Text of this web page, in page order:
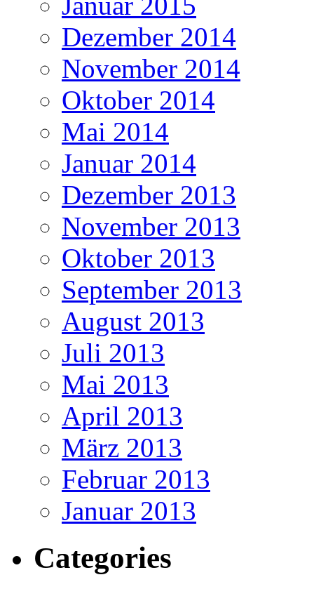
Dezember 2014
November 2014
Oktober 2014
Mai 2014
Januar 2014
Dezember 2013
November 2013
Oktober 2013
September 2013
August 2013
Juli 2013
Mai 2013
April 2013
März 2013
Februar 2013
Januar 2013
Categories